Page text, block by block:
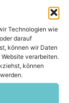
Technologien wie
darauf
können wir Daten
verarbeiten.
können